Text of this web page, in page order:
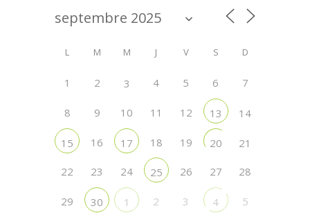
L M M J V S D
1 2 3 4 5 6 7
8 9 10 11 12 13 14
15 16 17 18 19 20 21
22 23 24 25 26 27 28
29 30 1 2 3 4 5